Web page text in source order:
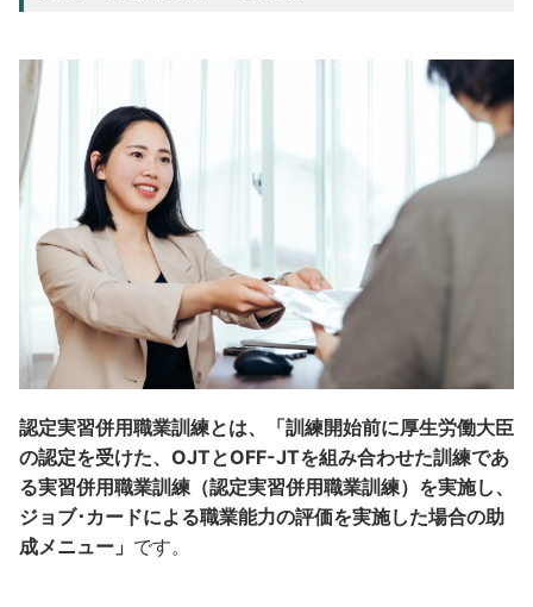
認定実習併用職業訓練とは、「訓練開始前に厚生労働大臣
の認定を受けた、OJTとOFF-JTを組み合わせた訓練であ
る実習併用職業訓練（認定実習併用職業訓練）を実施し、
ジョブ･カードによる職業能力の評価を実施した場合の助
成メニュー」 です。